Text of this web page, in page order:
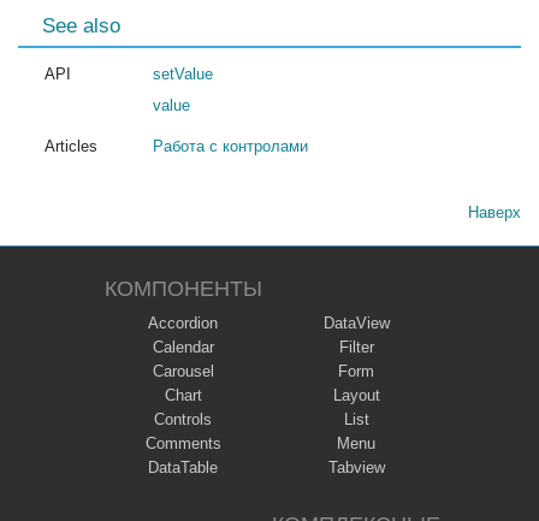
See also
API
setValue
value
Articles Работа с контролами
Наверх
КОМПОНЕНТЫ
Accordion
Calendar
Carousel
Chart
Controls
Comments
DataTable
DataView
Filter
Form
Layout
List
Menu
Tabview